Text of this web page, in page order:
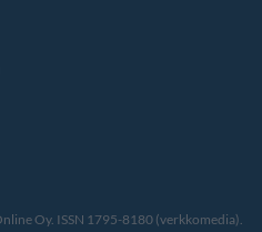
Oy. ISSN 1795-8180 (verkkomedia).